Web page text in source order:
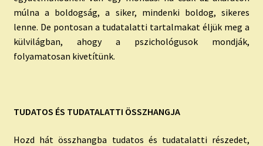
múlna a boldogság, a siker, mindenki boldog, sikeres
lenne. De pontosan a tudatalatti tartalmakat éljük meg a
külvilágban, ahogy a pszichológusok mondják,
folyamatosan kivetítünk.
TUDATOS ÉS TUDATALATTI ÖSSZHANGJA
Hozd hát összhangba tudatos és tudatalatti részedet,